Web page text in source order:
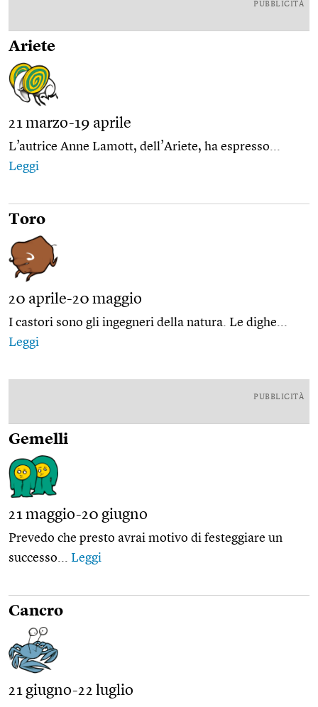
PUBBLICITÀ
Ariete
21 marzo-19 aprile
L’autrice Anne Lamott, dell’Ariete, ha espresso...
Leggi
Toro
20 aprile-20 maggio
I castori sono gli ingegneri della natura. Le dighe...
Leggi
PUBBLICITÀ
Gemelli
21 maggio-20 giugno
Prevedo che presto avrai motivo di festeggiare un
successo... Leggi
Cancro
21 giugno-22 luglio